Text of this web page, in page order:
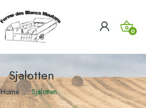
0
Sjalotten
Home Sjalotten